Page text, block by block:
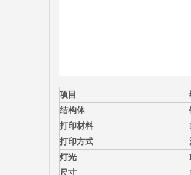
项目
结构体
打印材料
打印方式
灯光
尺寸